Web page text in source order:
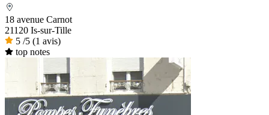
18 avenue Carnot
21120 Is-sur-Tille
5 /5 (1 avis)
top notes